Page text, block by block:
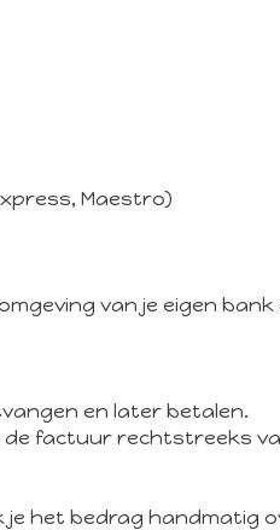
Maestro)
van je eigen
en later betalen.
de factuur rechtstreeks
je het bedrag handmatig